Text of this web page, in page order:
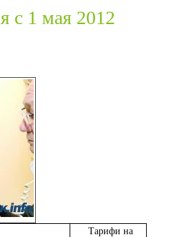
с 1 мая 2012
Тарифи на